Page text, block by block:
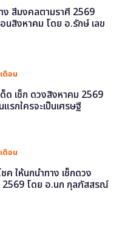
ง สีมงคลตามราศี 2569
อนสิงหาคม โดย อ.รักษ์ เลข
ดือน
ด็ด เช็ก ดวงสิงหาคม 2569
รกใครจะเป็นเศรษฐี
ดือน
ค ให้นกนำทาง เช็กดวง
2569 โดย อ.นก กุลภัสสรณ์